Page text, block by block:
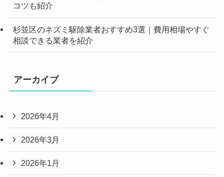
コツも紹介
杉並区のネズミ駆除業者おすすめ3選｜費用相場やすぐ
相談できる業者を紹介
アーカイブ
2026年4月
2026年3月
2026年1月